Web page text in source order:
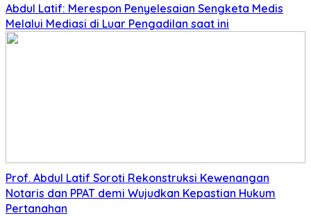
Abdul Latif: Merespon Penyelesaian Sengketa Medis
Melalui Mediasi di Luar Pengadilan saat ini
Prof. Abdul Latif Soroti Rekonstruksi Kewenangan
Notaris dan PPAT demi Wujudkan Kepastian Hukum
Pertanahan